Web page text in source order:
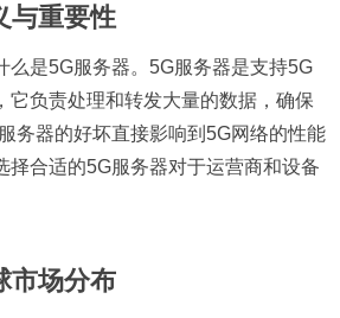
与重要性
么是5G服务器。5G服务器是支持5G
它负责处理和转发大量的数据，确保
务器的好坏直接影响到5G网络的性能
择合适的5G服务器对于运营商和设备
市场分布